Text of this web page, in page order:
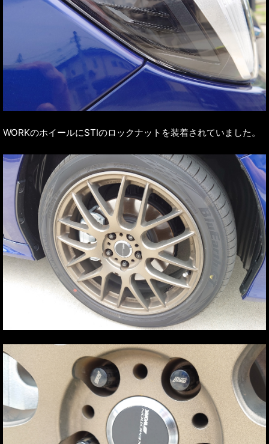
WORKのホイールにSTIのロックナットを装着されていました。